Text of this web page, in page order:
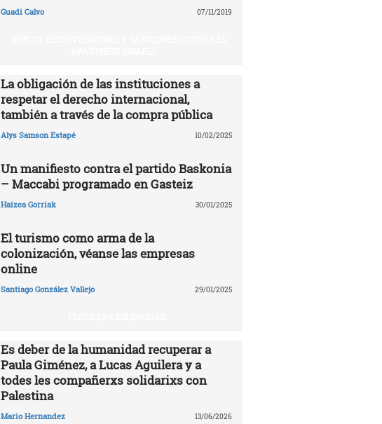
Guadi Calvo 07/11/2019
La obligación de las instituciones a
respetar el derecho internacional,
también a través de la compra pública
Alys Samson Estapé 10/02/2025
Un manifiesto contra el partido Baskonia
– Maccabi programado en Gasteiz
Haizea Gorriak 30/01/2025
El turismo como arma de la
colonización, véanse las empresas
online
Santiago González Vallejo 29/01/2025
Es deber de la humanidad recuperar a
Paula Giménez, a Lucas Aguilera y a
todes les compañerxs solidarixs con
Palestina
Mario Hernandez 13/06/2026